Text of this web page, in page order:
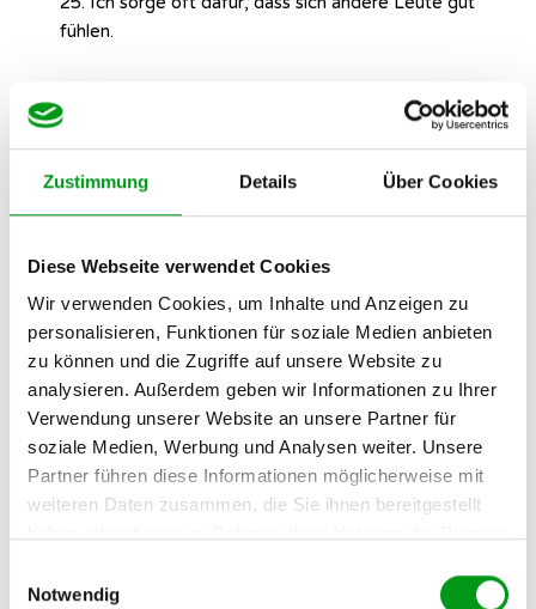
Zustimmung Details Über Cookies
Diese Webseite verwendet Cookies
Wir verwenden Cookies, um Inhalte und Anzeigen zu
personalisieren, Funktionen für soziale Medien anbieten
zu können und die Zugriffe auf unsere Website zu
analysieren. Außerdem geben wir Informationen zu Ihrer
Verwendung unserer Website an unsere Partner für
soziale Medien, Werbung und Analysen weiter. Unsere
Partner führen diese Informationen möglicherweise mit
weiteren Daten zusammen, die Sie ihnen bereitgestellt
Notwendig
fühlen.
Partners?
96. Wieviele Kinder unter 18 Jahren leben zurzeit in
97. Kannst du dir vorstellen, mit deinem zukünftigen
Partner zusammenzuziehen?
98. Würdest du einen Partner akzeptieren, der Kinder
unter 18 Jahren in seinem Haushalt hat?
99. Bitte gib deinen Vornamen oder einen
Benutzernamen an: Dieser wird deinen
Partnervorschlägen angezeigt.
100. Wo lebst du?
101. Wie viele Kilometer entfernt von dir dürfen deine
Partnervorschläge wohnen?
deinen Partnervorschlägen?